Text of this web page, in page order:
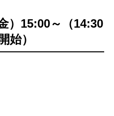
）15:00～（14:30
始）